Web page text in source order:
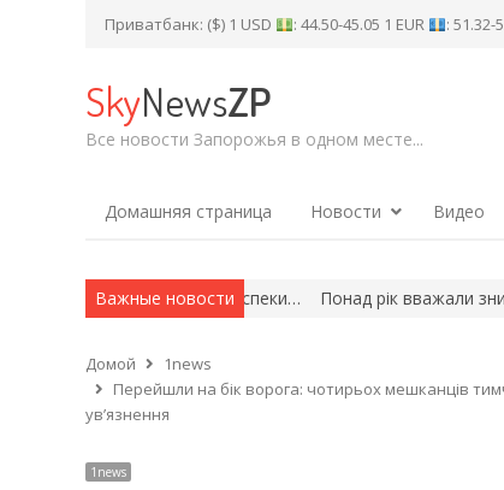
Приватбанк: ($) 1 USD : 44.50-45.05 1 EUR : 51.32-
SkyNewsZP
Все новости Запорожья в одном месте...
Домашняя страница Новости Видео
Важные новости
як уберегтися від спеки… Понад рік вважали зниклим
Домой
1news
Перейшли на бік ворога: чотирьох мешканців
ув’язнення
1news